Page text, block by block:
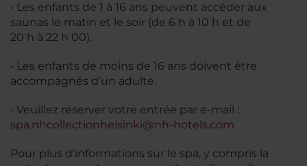
• Les enfants de 1 à 16 ans peuvent accéder aux
saunas le matin et le soir (de 6 h à 10 h et de
20 h à 22 h 00).
• Les enfants de moins de 16 ans doivent être
accompagnés d’un adulte.
• Veuillez réserver votre entrée par e-mail :
spa.nhcollectionhelsinki@nh-hotels.com
Pour plus d'informations sur le spa, y compris la